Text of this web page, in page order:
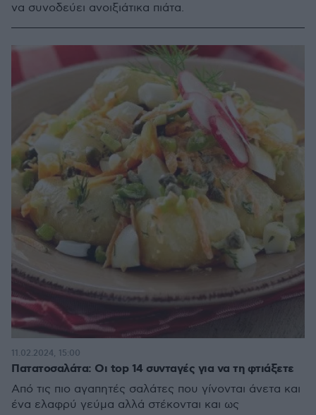
να συνοδεύει ανοιξιάτικα πιάτα.
Πατατοσαλάτα: Οι top 14 συνταγές για να τη φτιάξετε
Από τις πιο αγαπητές σαλάτες που γίνονται άνετα και
ένα ελαφρύ γεύμα αλλά στέκονται και ως
11.02.2024, 15:00